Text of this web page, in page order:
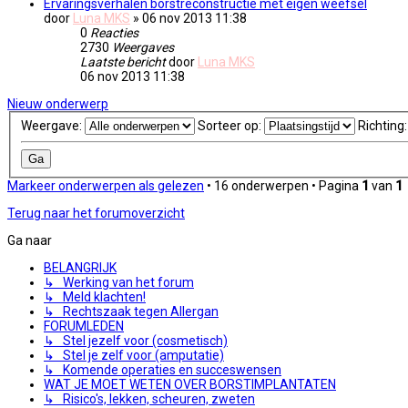
Ervaringsverhalen borstreconstructie met eigen weefsel
door
Luna MKS » 06 nov 2013 11:38
0 Reacties
2730 Weergaves
Laatste berichtdoor
Luna MKS
06 nov 2013 11:38
Nieuw onderwerp
Weergave:
Sorteer op:
Markeer onderwerpen als gelezen • 16 onderwerpen • Pagina 1 van 1
Terug naar het forumoverzicht
Ga naar
BELANGRIJK
↳ Werking van het forum
↳ Meld klachten!
↳ Rechtszaak tegen Allergan
FORUMLEDEN
↳ Stel jezelf voor (cosmetisch)
↳ Stel je zelf voor (amputatie)
↳ Komende operaties en succeswensen
WAT JE MOET WETEN OVER BORSTIMPLANTATEN
↳ Risico's, lekken, scheuren, zweten